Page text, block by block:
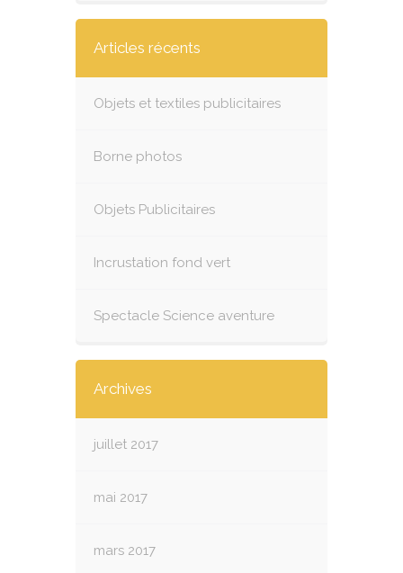
Articles récents
Objets et textiles publicitaires
Borne photos
Objets Publicitaires
Incrustation fond vert
Spectacle Science aventure
Archives
juillet 2017
mai 2017
mars 2017